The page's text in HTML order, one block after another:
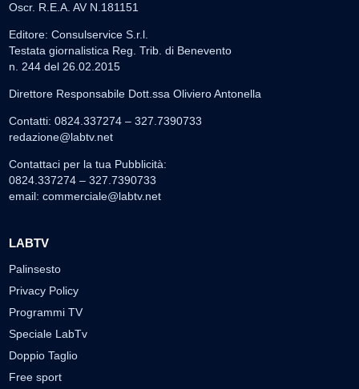
Oscr. R.E.A. AV N.181151
Editore: Consulservice S.r.l.
Testata giornalistica Reg. Trib. di Benevento
n. 244 del 26.02.2015
Direttore Responsabile Dott.ssa Oliviero Antonella
Contatti: 0824.337274 – 327.7390733
redazione@labtv.net
Contattaci per la tua Pubblicità:
0824.337274 – 327.7390733
email: commerciale@labtv.net
LABTV
Palinsesto
Privacy Policy
Programmi TV
Speciale LabTv
Doppio Taglio
Free sport